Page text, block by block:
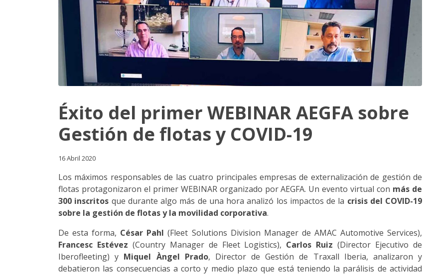
Éxito del primer WEBINAR AEGFA sobre
Gestión de flotas y COVID-19
16 Abril 2020
Los máximos responsables de las cuatro principales empresas de externalización de gestión de
flotas protagonizaron el primer WEBINAR organizado por AEGFA. Un evento virtual con más de
300 inscritos que durante algo más de una hora analizó los impactos de la crisis del COVID-19
sobre la gestión de flotas y la movilidad corporativa.
De esta forma, César Pahl (Fleet Solutions Division Manager de AMAC Automotive Services),
Francesc Estévez (Country Manager de Fleet Logistics), Carlos Ruiz (Director Ejecutivo de
Iberofleeting) y Miquel Àngel Prado, Director de Gestión de Traxall Iberia, analizaron y
debatieron las consecuencias a corto y medio plazo que está teniendo la parálisis de actividad